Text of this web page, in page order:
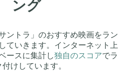
ング
ントラ」のおすすめ映画をラン
ていきます。インターネット上
ースに集計し独自のスコアでラ
付けしています。